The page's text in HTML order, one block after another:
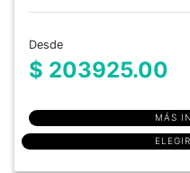
Desde
$ 203925.00
MÁS